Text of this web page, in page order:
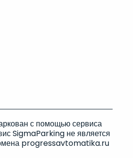
с помощью сервиса
SigmaParking не является
progressavtomatika.ru